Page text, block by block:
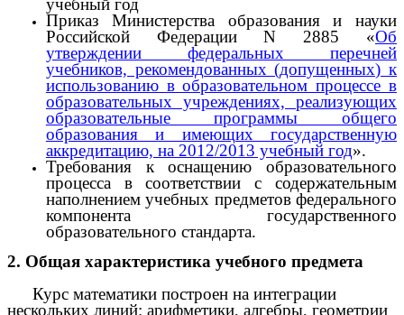
учебный год
Приказ Министерства образования и науки
Российской Федерации N 2885 «Об
утверждении федеральных перечней
учебников, рекомендованных (допущенных) к
использованию в образовательном процессе в
образовательных учреждениях, реализующих
образовательные программы общего
образования и имеющих государственную
аккредитацию, на 2012/2013 учебный год».
Требования к оснащению образовательного
процесса в соответствии с содержательным
наполнением учебных предметов федерального
компонента государственного
образовательного стандарта.
2. Общая характеристика учебного предмета
Курс математики построен на интеграции
нескольких линий: арифметики, алгебры, геометрии